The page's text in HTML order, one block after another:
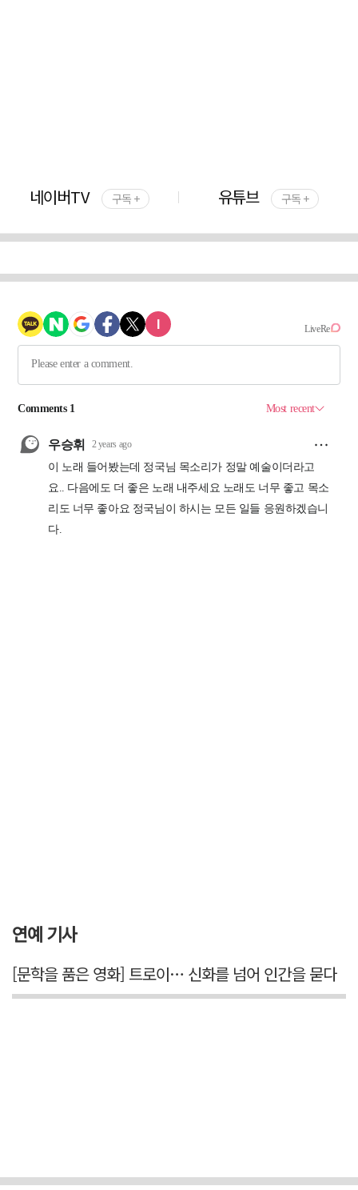
네이버TV 구독 + 유튜브 구독 +
연예 기사
[문학을 품은 영화] 트로이… 신화를 넘어 인간을 묻다